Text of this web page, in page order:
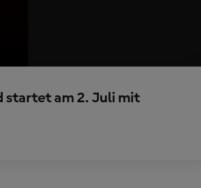
startet am 2. Juli mit